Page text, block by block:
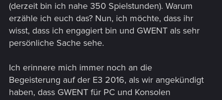
(derzeit bin ich nahe 350 Spielstunden). Warum
erzähle ich euch das? Nun, ich möchte, dass ihr
wisst, dass ich engagiert bin und GWENT als sehr
persönliche Sache sehe.
Ich erinnere mich immer noch an die
Begeisterung auf der E3 2016, als wir angekündigt
haben, dass GWENT für PC und Konsolen